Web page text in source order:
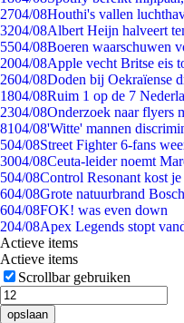
2704/08Houthi's vallen
3204/08Albert Heijn halveert
5504/08Boeren waarschuwen
2004/08Apple vecht Britse eis
2604/08Doden bij Oekraïense
1804/08Ruim 1 op de 7
2304/08Onderzoek naar flyers
8104/08'Witte' mannen
504/08Street Fighter 6-fans
3004/08Ceuta-leider noemt
504/08Control Resonant kost
604/08Grote natuurbrand
604/08FOK! was even down
204/08Apex Legends stopt
Actieve items
Actieve items
Scrollbar gebruiken
opslaan